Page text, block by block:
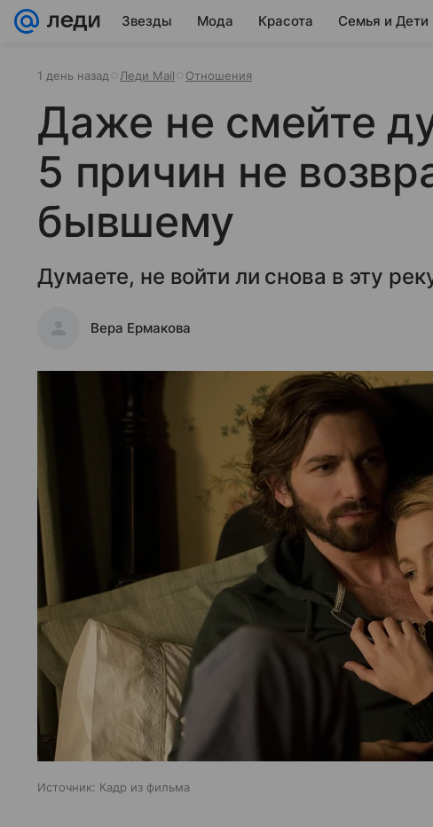
Звезды Мода Красота Семья и Дети
1 день назад Леди Mail Отношения
Даже не смейте
5 причин не
бывшему
Думаете, не войти ли снова в эту
Вера Ермакова
Источник: Кадр из фильма